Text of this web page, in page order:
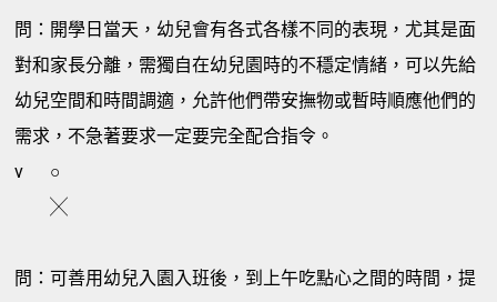
問：開學日當天，幼兒會有各式各樣不同的表現，尤其是面
對和家長分離，需獨自在幼兒園時的不穩定情緒，可以先給
幼兒空間和時間調適，允許他們帶安撫物或暫時順應他們的
需求，不急著要求一定要完全配合指令。
v
○
╳
問：可善用幼兒入園入班後，到上午吃點心之間的時間，提